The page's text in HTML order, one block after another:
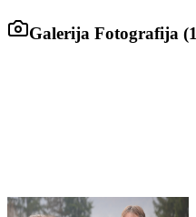
Galerija Fotografija (1